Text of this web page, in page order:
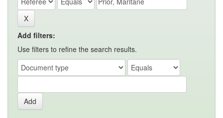
Add filters:
Use filters to refine the search results.